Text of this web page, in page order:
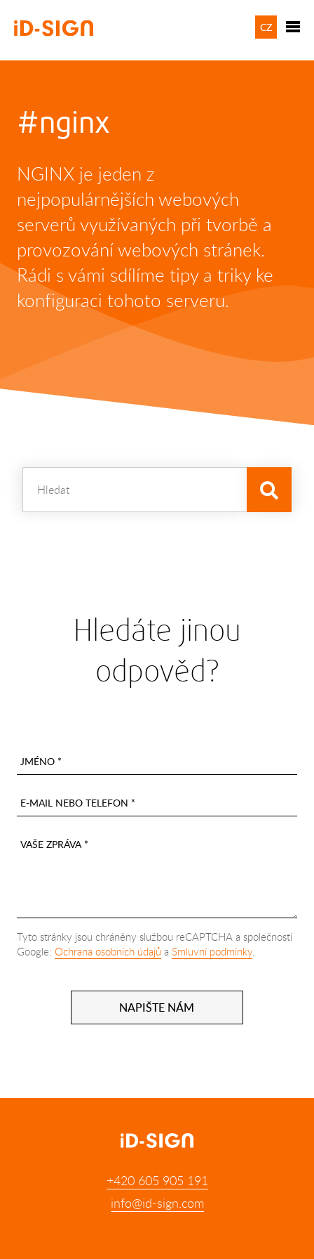
CZ
#nginx
NGINX je jeden z
nejpopulárnějších webových
serverů využívaných při tvorbě a
provozování webových stránek.
Rádi s vámi sdílíme tipy a triky ke
konfiguraci tohoto serveru.
Hledáte jinou
odpověd?
JMÉNO *
E-MAIL NEBO TELEFON *
VAŠE ZPRÁVA *
Tyto stránky jsou chráněny službou reCAPTCHA a společností
Google:Ochrana osobních údajů aSmluvní podmínky.
NAPIŠTE NÁM
+420 605 905 191
info@id-sign.com